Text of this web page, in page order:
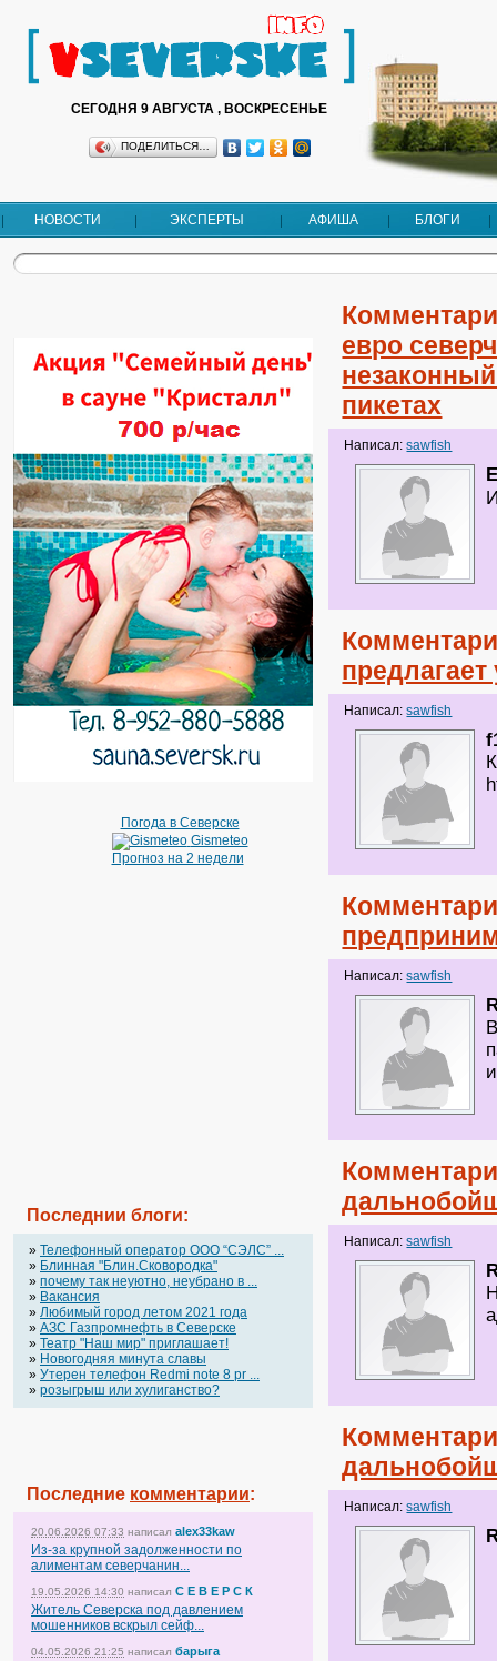
СЕГОДНЯ 9 АВГУСТА , ВОСКРЕСЕНЬЕ
ПОДЕЛИТЬСЯ…
НОВОСТИ ЭКСПЕРТЫ АФИША БЛОГИ
Погода в Северске
Gismeteo
Прогноз на 2 недели
Последнии блоги:
» Телефонный оператор OOO “СЭЛС” ...
» Блинная "Блин.Сковородка"
» почему так неуютно, неубрано в ...
» Вакансия
» Любимый город летом 2021 года
» АЗС Газпромнефть в Северске
» Театр "Наш мир" приглашает!
» Новогодняя минута славы
» Утерен телефон Redmi note 8 pr ...
» розыгрыш или хулиганство?
Последние комментарии:
20.06.2026 07:33 написал alex33kaw
Из-за крупной задолженности по
алиментам северчанин...
19.05.2026 14:30 написал С Е В Е Р С К
Житель Северска под давлением
мошенников вскрыл сейф...
04.05.2026 21:25 написал барыга
евро
пикетах
Написал:sawfish
Написал:sawfish
Написал:sawfish
Написал:sawfish
Написал:sawfish